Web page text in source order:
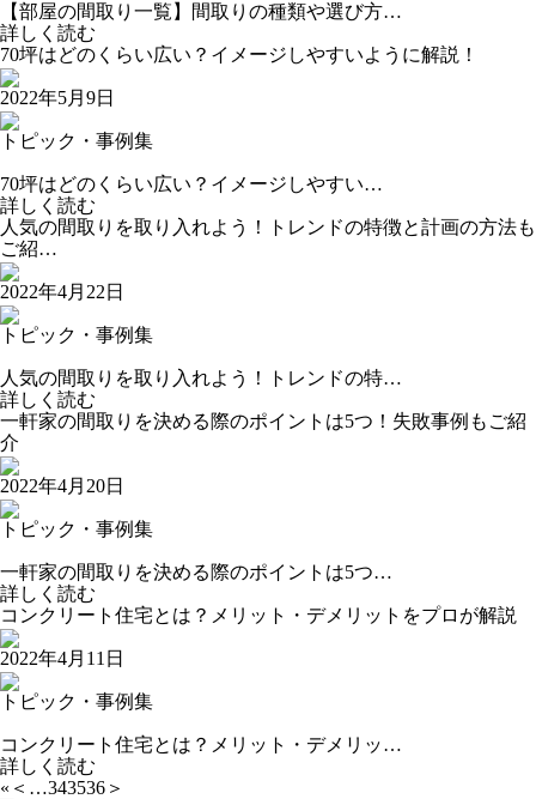
【部屋の間取り一覧】間取りの種類や選び方…
詳しく読む
70坪はどのくらい広い？イメージしやすいように解説！
2022年5月9日
トピック・事例集
70坪はどのくらい広い？イメージしやすい…
詳しく読む
人気の間取りを取り入れよう！トレンドの特徴と計画の方法も
ご紹…
2022年4月22日
トピック・事例集
人気の間取りを取り入れよう！トレンドの特…
詳しく読む
一軒家の間取りを決める際のポイントは5つ！失敗事例もご紹
介
2022年4月20日
トピック・事例集
一軒家の間取りを決める際のポイントは5つ…
詳しく読む
コンクリート住宅とは？メリット・デメリットをプロが解説
2022年4月11日
トピック・事例集
コンクリート住宅とは？メリット・デメリッ…
詳しく読む
« ＜ …343536 ＞